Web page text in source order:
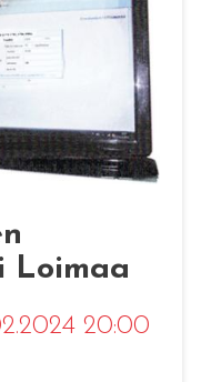
Loimaa
20:00